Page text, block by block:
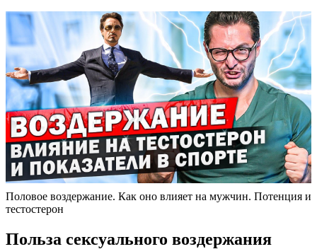
Половое воздержание. Как оно влияет на мужчин. Потенция и
тестостерон
Польза сексуального воздержания